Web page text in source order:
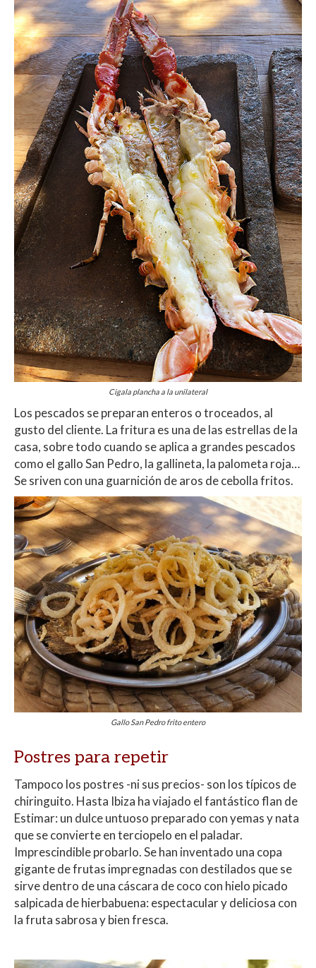
Cigala plancha a la unilateral
Los pescados se preparan enteros o troceados, al
gusto del cliente. La fritura es una de las estrellas de la
casa, sobre todo cuando se aplica a grandes pescados
como el gallo San Pedro, la gallineta, la palometa roja…
Se sriven con una guarnición de aros de cebolla fritos.
Gallo San Pedro frito entero
Postres para repetir
Tampoco los postres -ni sus precios- son los típicos de
chiringuito. Hasta Ibiza ha viajado el fantástico flan de
Estimar: un dulce untuoso preparado con yemas y nata
que se convierte en terciopelo en el paladar.
Imprescindible probarlo. Se han inventado una copa
gigante de frutas impregnadas con destilados que se
sirve dentro de una cáscara de coco con hielo picado
salpicada de hierbabuena: espectacular y deliciosa con
la fruta sabrosa y bien fresca.